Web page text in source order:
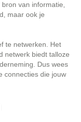
van informatie,
maar ook je
te netwerken. Het
netwerk biedt talloze
Dus wees
connecties die jouw